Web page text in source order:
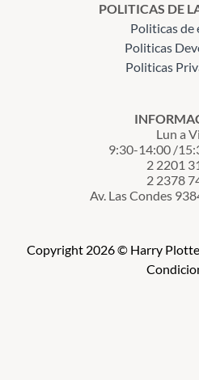
POLITICAS DE
Politicas de
Politicas
Politicas
Lun a
9:30-14:00 /
2 2201
2 2378
Av. Las Condes
Copyright 2026 © Harry